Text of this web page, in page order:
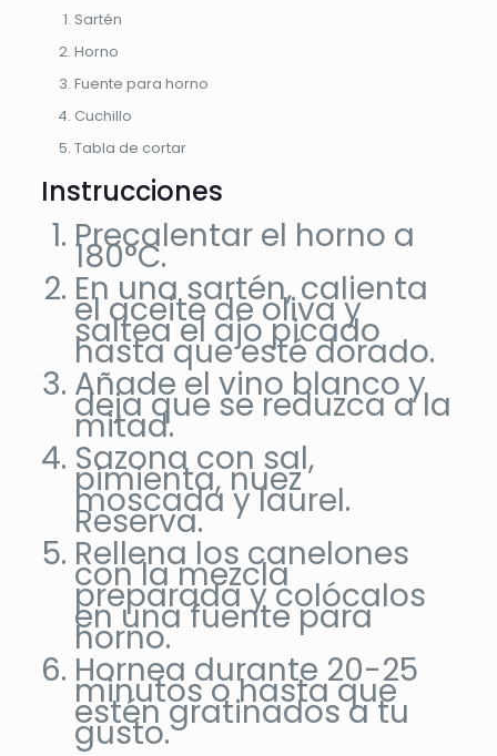
Sartén
Horno
Fuente para horno
Cuchillo
Tabla de cortar
Instrucciones
Precalentar el horno a
180°C.
En una sartén, calienta
el aceite de oliva y
saltea el ajo picado
hasta que esté dorado.
Añade el vino blanco y
deja que se reduzca a la
mitad.
Sazona con sal,
pimienta, nuez
moscada y laurel.
Reserva.
Rellena los canelones
con la mezcla
preparada y colócalos
en una fuente para
horno.
Hornea durante 20-25
minutos o hasta que
estén gratinados a tu
gusto.